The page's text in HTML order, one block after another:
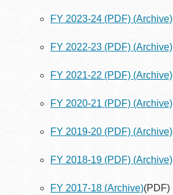
FY 2023-24 (PDF) (Archive)
FY 2022-23 (PDF) (Archive)
FY 2021-22 (PDF) (Archive)
FY 2020-21 (PDF) (Archive)
FY 2019-20 (PDF) (Archive)
FY 2018-19 (PDF) (Archive)
FY 2017-18 (Archive)(PDF)